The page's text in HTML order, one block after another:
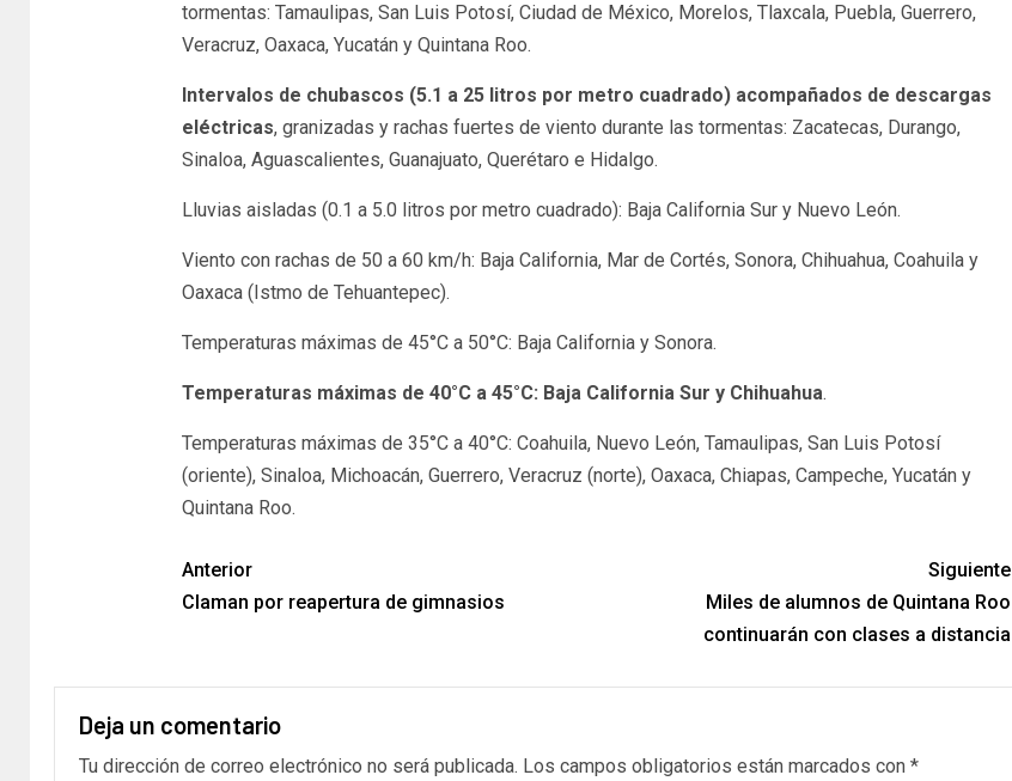
tormentas: Tamaulipas, San Luis Potosí, Ciudad de México, Morelos, Tlaxcala, Puebla, Guerrero,
Veracruz, Oaxaca, Yucatán y Quintana Roo.
Intervalos de chubascos (5.1 a 25 litros por metro cuadrado) acompañados de descargas
eléctricas, granizadas y rachas fuertes de viento durante las tormentas: Zacatecas, Durango,
Sinaloa, Aguascalientes, Guanajuato, Querétaro e Hidalgo.
Lluvias aisladas (0.1 a 5.0 litros por metro cuadrado): Baja California Sur y Nuevo León.
Viento con rachas de 50 a 60 km/h: Baja California, Mar de Cortés, Sonora, Chihuahua, Coahuila y
Oaxaca (Istmo de Tehuantepec).
Temperaturas máximas de 45°C a 50°C: Baja California y Sonora.
Temperaturas máximas de 40°C a 45°C: Baja California Sur y Chihuahua.
Temperaturas máximas de 35°C a 40°C: Coahuila, Nuevo León, Tamaulipas, San Luis Potosí
(oriente), Sinaloa, Michoacán, Guerrero, Veracruz (norte), Oaxaca, Chiapas, Campeche, Yucatán y
Quintana Roo.
Anterior
Claman por reapertura de gimnasios
Siguiente
Miles de alumnos de Quintana Roo
continuarán con clases a distancia
Deja un comentario
Tu dirección de correo electrónico no será publicada. Los campos obligatorios están marcados con *